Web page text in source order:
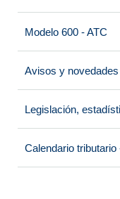
Modelo 600 - ATC
Avisos y novedades
Legislación,
Calendario tributario